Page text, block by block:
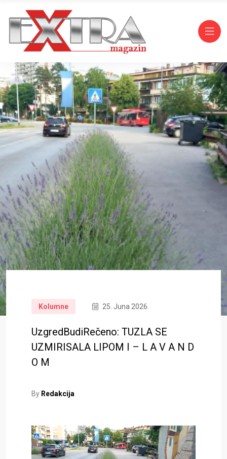
Kolumne 25. Juna 2026.
UzgredBudiRečeno: TUZLA SE
UZMIRISALA LIPOM I – L A V A N D
O M
By Redakcija